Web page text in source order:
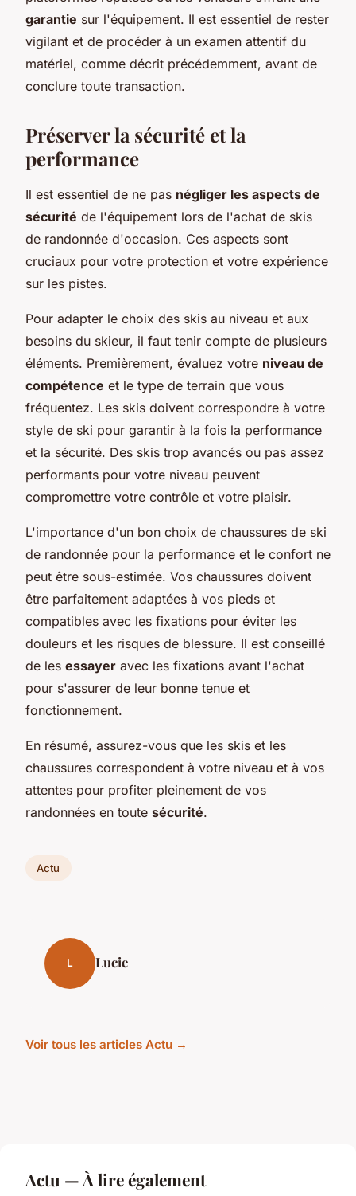
garantie sur l'équipement. Il est essentiel de rester
vigilant et de procéder à un examen attentif du
matériel, comme décrit précédemment, avant de
conclure toute transaction.
Préserver la sécurité et la
performance
Il est essentiel de ne pas négliger les aspects de
sécurité de l'équipement lors de l'achat de skis
de randonnée d'occasion. Ces aspects sont
cruciaux pour votre protection et votre expérience
sur les pistes.
Pour adapter le choix des skis au niveau et aux
besoins du skieur, il faut tenir compte de plusieurs
éléments. Premièrement, évaluez votre niveau de
compétence et le type de terrain que vous
fréquentez. Les skis doivent correspondre à votre
style de ski pour garantir à la fois la performance
et la sécurité. Des skis trop avancés ou pas assez
performants pour votre niveau peuvent
compromettre votre contrôle et votre plaisir.
L'importance d'un bon choix de chaussures de ski
de randonnée pour la performance et le confort ne
peut être sous-estimée. Vos chaussures doivent
être parfaitement adaptées à vos pieds et
compatibles avec les fixations pour éviter les
douleurs et les risques de blessure. Il est conseillé
de les essayer avec les fixations avant l'achat
pour s'assurer de leur bonne tenue et
fonctionnement.
En résumé, assurez-vous que les skis et les
chaussures correspondent à votre niveau et à vos
attentes pour profiter pleinement de vos
randonnées en toute sécurité.
Actu
L Lucie
Voir tous les articles Actu →
Actu — À lire également